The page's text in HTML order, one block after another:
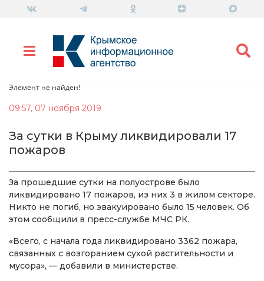
Элемент не найден!
09:57, 07 ноября 2019
За сутки в Крыму ликвидировали 17
пожаров
За прошедшие сутки на полуострове было
ликвидировано 17 пожаров, из них 3 в жилом секторе.
Никто не погиб, но эвакуировано было 15 человек. Об
этом сообщили в пресс-службе МЧС РК.
«Всего, с начала года ликвидировано 3362 пожара,
связанных с возгоранием сухой растительности и
мусора», — добавили в министерстве.